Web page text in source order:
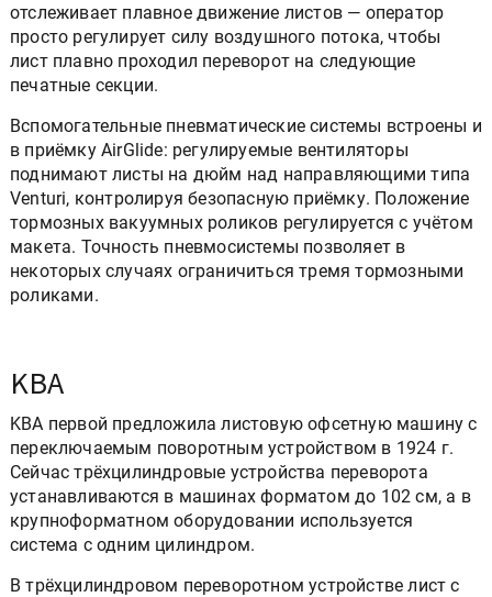
отслеживает плавное движение листов — оператор
просто регулирует силу воздушного потока, чтобы
лист плавно проходил переворот на следующие
печатные секции.
Вспомогательные пневматические системы встроены и
в приёмку AirGlide: регулируемые вентиляторы
поднимают листы на дюйм над направляющими типа
Venturi, контролируя безопасную приёмку. Положение
тормозных вакуумных роликов регулируется с учётом
макета. Точность пневмосистемы позволяет в
некоторых случаях ограничиться тремя тормозными
роликами.
KBA
KBA первой предложила листовую офсетную машину с
переключаемым поворотным устройством в 1924 г.
Сейчас трёхцилиндровые устройства переворота
устанавливаются в машинах форматом до 102 см, а в
крупноформатном оборудовании используется
система с одним цилиндром.
В трёхцилиндровом переворотном устройстве лист с